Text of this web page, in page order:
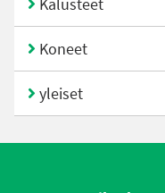
Kalusteet
Koneet
yleiset